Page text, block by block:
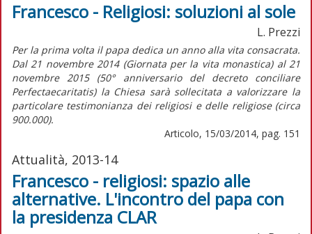
Francesco - Religiosi: soluzioni al sole
L. Prezzi
Per la prima volta il papa dedica un anno alla vita consacrata.
Dal 21 novembre 2014 (Giornata per la vita monastica) al 21
novembre 2015 (50° anniversario del decreto conciliare
Perfectaecaritatis) la Chiesa sarà sollecitata a valorizzare la
particolare testimonianza dei religiosi e delle religiose (circa
900.000).
Articolo, 15/03/2014, pag. 151
Attualità, 2013-14
Francesco - religiosi: spazio alle
alternative. L'incontro del papa con
la presidenza CLAR